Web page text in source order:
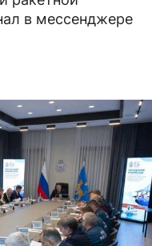
в мессенджере